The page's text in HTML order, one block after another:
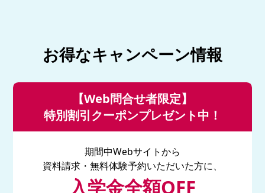
お得なキャンペーン情報
【Web問合せ者限定】
特別割引クーポンプレゼント中！
期間中Webサイトから
資料請求・無料体験予約いただいた方に、
入学金全額OFF